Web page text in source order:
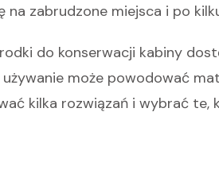
na zabrudzone miejsca i po
do konserwacji kabiny
może powodować
kilka rozwiązań i wybrać te,